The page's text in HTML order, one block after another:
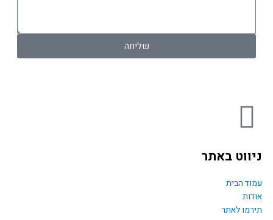
שליחה
F
a
c
e
ניווט באתר
עמוד הבית
אודות
תירמו לאתר